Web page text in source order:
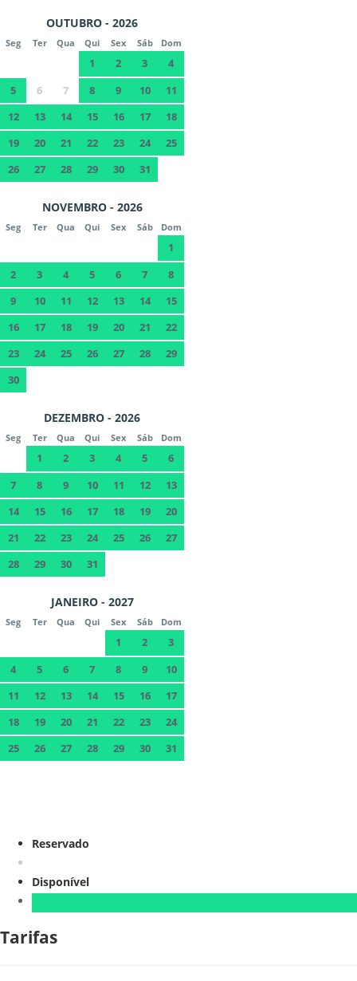
OUTUBRO - 2026
Seg Ter Qua Qui Sex Sáb Dom
1 2 3
4
5
6 7 8 9 10
11
12
13 14 15 16 17
18
19
20 21 22 23 24
25
26
27 28 29 30 31
NOVEMBRO - 2026
Seg Ter Qua Qui Sex Sáb Dom
1
2
3 4 5 6 7
8
9
10 11 12 13 14
15
16
17 18 19 20 21
22
23
24 25 26 27 28
29
30
DEZEMBRO - 2026
Seg Ter Qua Qui Sex Sáb Dom
1 2 3 4 5
6
7
8 9 10 11 12
13
14
15 16 17 18 19
20
21
22 23 24 25 26
27
28
29 30 31
JANEIRO - 2027
Seg Ter Qua Qui Sex Sáb Dom
1 2
3
4
5 6 7 8 9
10
11
12 13 14 15 16
17
18
19 20 21 22 23
24
25
26 27 28 29 30 31
Reservado
Disponível
Tarifas